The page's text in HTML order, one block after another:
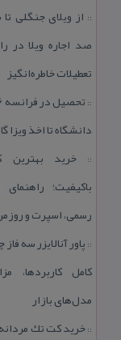
:: از ویلای جنگلی
صد اجاره ویلا در
تعطیلات خاطره‌انگیز
::
دانشگاه تا اخذ ویزا
::خرید بهترین
باكیفیت؛
رسمی، اسپرت و
:: پاور آنالایزر سه
كامل كاربردها،
مدل‌های بازار
::خرید كت تك